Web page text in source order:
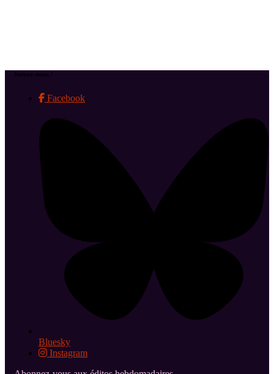
Suivez-nous !
Facebook
Bluesky
Instagram